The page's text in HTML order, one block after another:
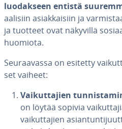
luo­dak­seen entistä
aa­li­siin asiak­kai­siin ja
ja tuotteet ovat näkyvillä
huomiota.
Seu­raa­vas­sa on esitetty
set vaiheet:
Vai­kut­ta­jien
on löytää sopivia
vai­kut­ta­jien